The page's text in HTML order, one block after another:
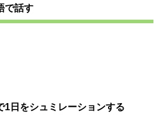
で話す
1日をシュミレーションする